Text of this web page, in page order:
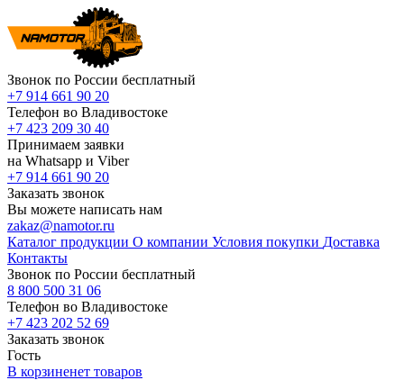
Звонок по России бесплатный
+7 914 661 90 20
Телефон во Владивостоке
+7 423 209 30 40
Принимаем заявки
на Whatsapp и Viber
+7 914 661 90 20
Заказать звонок
Вы можете написать нам
zakaz@namotor.ru
Каталог продукции О компании Условия покупки Доставка
Контакты
Звонок по России бесплатный
8 800 500 31 06
Телефон во Владивостоке
+7 423 202 52 69
Заказать звонок
Гость
В корзиненет товаров